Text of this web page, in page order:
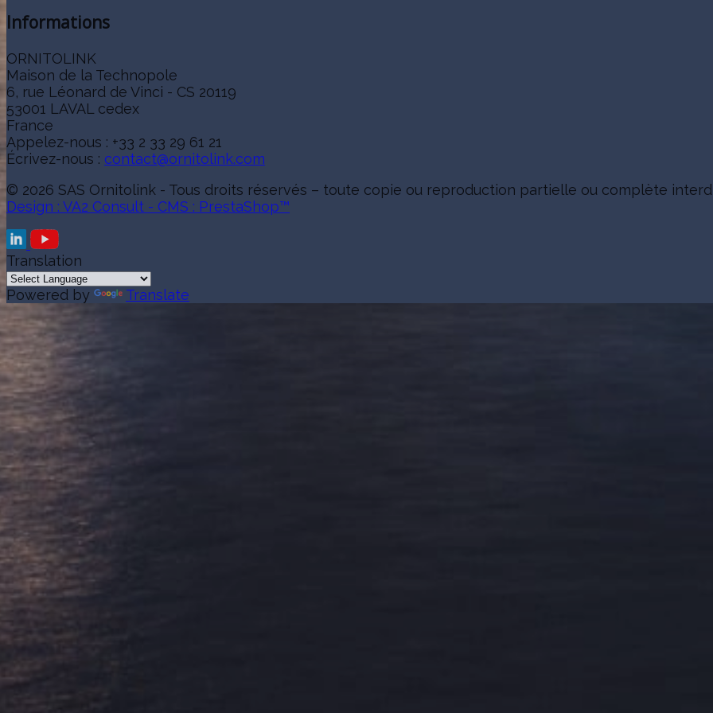
Informations
ORNITOLINK
Maison de la Technopole
6, rue Léonard de Vinci - CS 20119
53001 LAVAL cedex
France
Appelez-nous : +33 2 33 29 61 21
Écrivez-nous : contact@ornitolink.com
© 2026 SAS Ornitolink - Tous droits réservés – toute copie ou reproduction partielle ou complète
Design : VA2 Consult - CMS : PrestaShop™
Translation
Powered by Translate